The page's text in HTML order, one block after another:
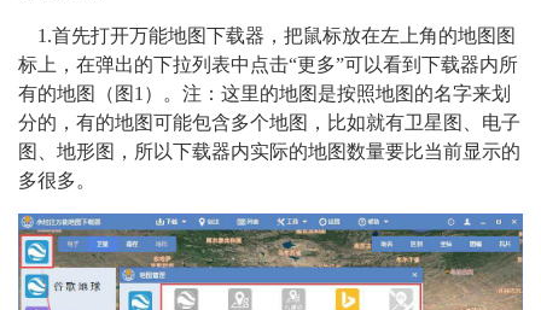
1.首先打开万能地图下载器，把鼠标放在左上角的地图图
标上，在弹出的下拉列表中点击“更多”可以看到下载器内所
有的地图（图1）。注：这里的地图是按照地图的名字来划
分的，有的地图可能包含多个地图，比如就有卫星图、电子
图、地形图，所以下载器内实际的地图数量要比当前显示的
多很多。